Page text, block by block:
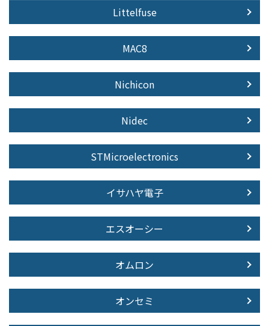
Littelfuse
MAC8
Nichicon
Nidec
STMicroelectronics
イサハヤ電子
エスオーシー
オムロン
オンセミ